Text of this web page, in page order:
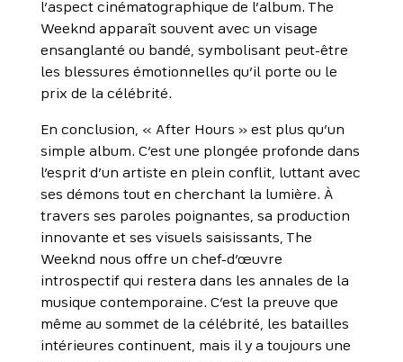
l’aspect cinématographique de l’album. The
Weeknd apparaît souvent avec un visage
ensanglanté ou bandé, symbolisant peut-être
les blessures émotionnelles qu’il porte ou le
prix de la célébrité.
En conclusion, « After Hours » est plus qu’un
simple album. C’est une plongée profonde dans
l’esprit d’un artiste en plein conflit, luttant avec
ses démons tout en cherchant la lumière. À
travers ses paroles poignantes, sa production
innovante et ses visuels saisissants, The
Weeknd nous offre un chef-d’œuvre
introspectif qui restera dans les annales de la
musique contemporaine. C’est la preuve que
même au sommet de la célébrité, les batailles
intérieures continuent, mais il y a toujours une